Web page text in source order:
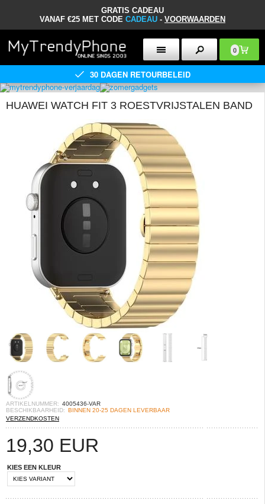
GRATIS CADEAU
VANAF €25 MET CODE CADEAU - VOORWAARDEN
0
30 DAGEN RETOURBELEID
HUAWEI WATCH FIT 3 ROESTVRIJSTALEN BAND
ARTIKELNUMMER: 4005436-VAR
BESCHIKBAARHEID: BINNEN 20-25 DAGEN LEVERBAAR
VERZENDKOSTEN
19,30 EUR
KIES EEN KLEUR